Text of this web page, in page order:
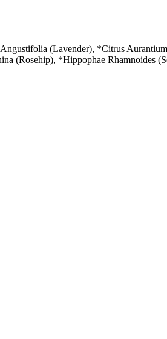
(Lavender), *Citrus
(Rosehip), *Hippophae Rhamnoides